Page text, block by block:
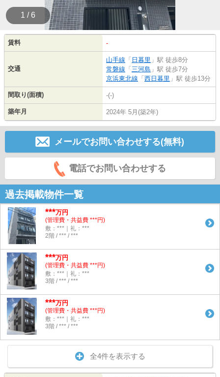
1 / 6
賃料 -
交通
山手線 「 日暮里 」駅 徒歩8分
常磐線 「 三河島 」駅 徒歩7分
京浜東北線 「 西日暮里 」駅 徒歩13分
間取り(面積) -(-)
築年月 2024年 5月(築2年)
メールでお問い合わせする(無料)
電話でお問い合わせする
過去掲載物件一覧
***万円
(管理費・共益費 ***円)
敷：***｜礼：***
2階 / *** / ***
***万円
(管理費・共益費 ***円)
敷：***｜礼：***
3階 / *** / ***
***万円
(管理費・共益費 ***円)
敷：***｜礼：***
3階 / *** / ***
全4件を表示する